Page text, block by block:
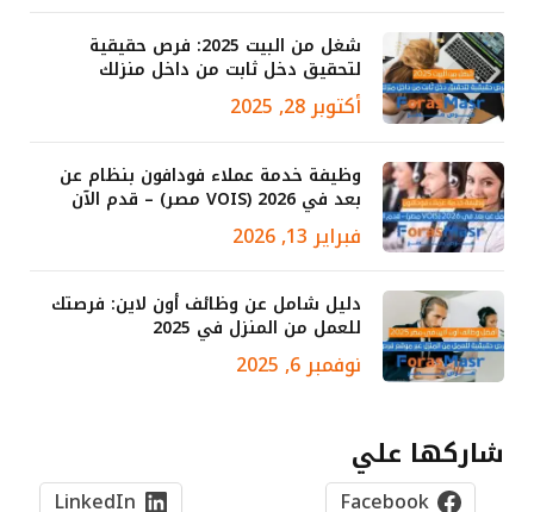
شغل من البيت 2025: فرص حقيقية
لتحقيق دخل ثابت من داخل منزلك
أكتوبر 28, 2025
وظيفة خدمة عملاء فودافون بنظام عن
بعد في 2026 (VOIS مصر) – قدم الآن
فبراير 13, 2026
دليل شامل عن وظائف أون لاين: فرصتك
للعمل من المنزل في 2025
نوفمبر 6, 2025
شاركها علي
Facebook
LinkedIn